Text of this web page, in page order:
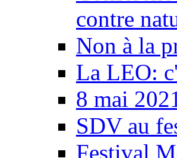
contre
Non à la
La LEO:
8 mai
SDV au
Festival